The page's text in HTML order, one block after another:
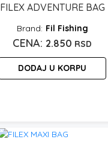
FILEX ADVENTURE BAG
Fil Fishing
2.850 RSD
DODAJ U KORPU